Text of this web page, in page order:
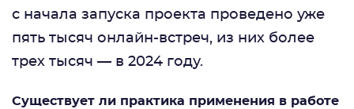
с начала запуска проекта проведено уже
пять тысяч онлайн-встреч, из них более
трех тысяч — в 2024 году.
Существует ли практика применения в работе